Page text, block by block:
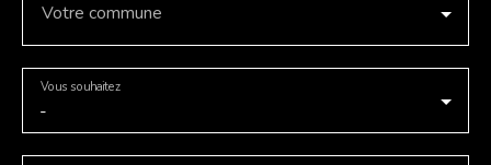
Votre commune
-
Vous souhaitez